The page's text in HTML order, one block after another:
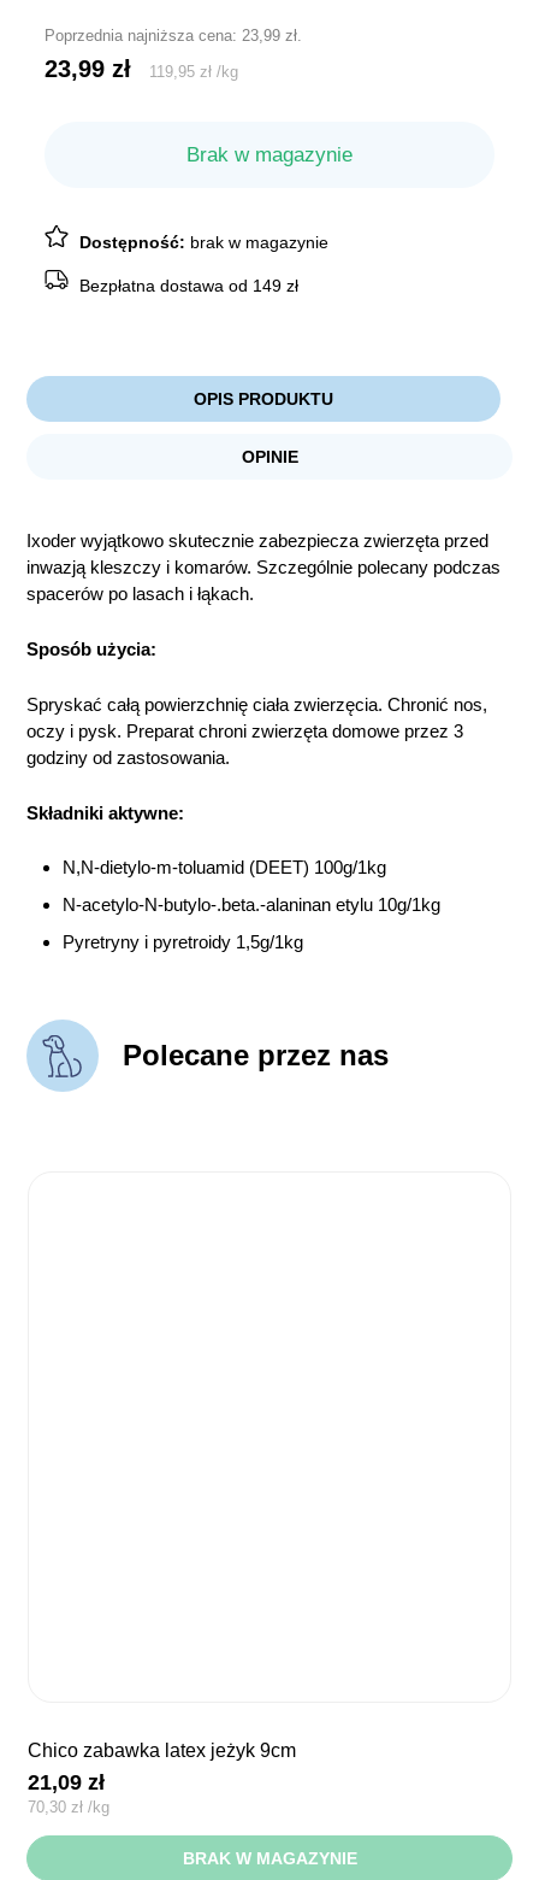
Poprzednia najniższa cena:23,99zł.
23,99zł 119,95zł /kg
Brak w magazynie
Dostępność: brak w magazynie
Bezpłatna dostawa od 149 zł
OPIS PRODUKTU
OPINIE
Ixoder wyjątkowo skutecznie zabezpiecza zwierzęta przed
inwazją kleszczy i komarów. Szczególnie polecany podczas
spacerów po lasach i łąkach.
Sposób użycia:
Spryskać całą powierzchnię ciała zwierzęcia. Chronić nos,
oczy i pysk. Preparat chroni zwierzęta domowe przez 3
godziny od zastosowania.
Składniki aktywne:
N,N-dietylo-m-toluamid (DEET) 100g/1kg
N-acetylo-N-butylo-.beta.-alaninan etylu 10g/1kg
Pyretryny i pyretroidy 1,5g/1kg
Polecane przez nas
chico zabawka latex jeżyk 9cm
21,09zł
70,30zł /kg
BRAK W MAGAZYNIE